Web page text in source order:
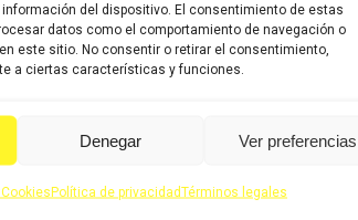
del dispositivo. El consentimiento de estas
datos como el comportamiento de navegación o
este sitio. No consentir o retirar el consentimiento,
a ciertas características y funciones.
Denegar Ver preferencias
Política de privacidadTérminos legales
Categorías:Recambios
Share
Share
Share